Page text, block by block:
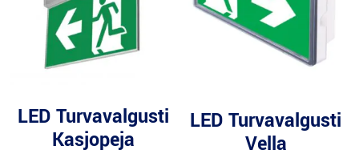
LED Turvavalgusti
Kasjopeja
LED Turvavalgusti
Vella